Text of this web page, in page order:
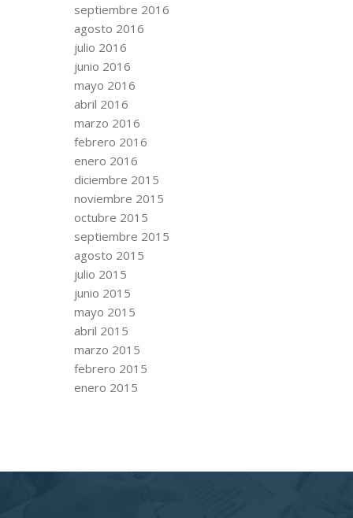
septiembre 2016
agosto 2016
julio 2016
junio 2016
mayo 2016
abril 2016
marzo 2016
febrero 2016
enero 2016
diciembre 2015
noviembre 2015
octubre 2015
septiembre 2015
agosto 2015
julio 2015
junio 2015
mayo 2015
abril 2015
marzo 2015
febrero 2015
enero 2015